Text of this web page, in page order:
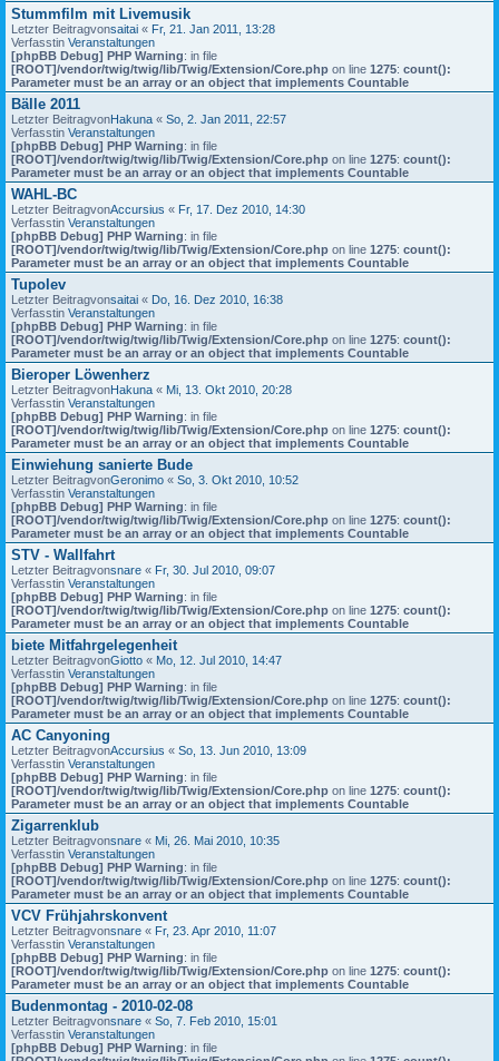
Stummfilm mit Livemusik
Letzter Beitragvonsaitai « Fr, 21. Jan 2011, 13:28
Verfasstin Veranstaltungen
[phpBB Debug] PHP Warning: in file
[ROOT]/vendor/twig/twig/lib/Twig/Extension/Core.php on line 1275: count():
Parameter must be an array or an object that implements Countable
Bälle 2011
Letzter BeitragvonHakuna « So, 2. Jan 2011, 22:57
Verfasstin Veranstaltungen
[phpBB Debug] PHP Warning: in file
[ROOT]/vendor/twig/twig/lib/Twig/Extension/Core.php on line 1275: count():
Parameter must be an array or an object that implements Countable
WAHL-BC
Letzter BeitragvonAccursius « Fr, 17. Dez 2010, 14:30
Verfasstin Veranstaltungen
[phpBB Debug] PHP Warning: in file
[ROOT]/vendor/twig/twig/lib/Twig/Extension/Core.php on line 1275: count():
Parameter must be an array or an object that implements Countable
Tupolev
Letzter Beitragvonsaitai « Do, 16. Dez 2010, 16:38
Verfasstin Veranstaltungen
[phpBB Debug] PHP Warning: in file
[ROOT]/vendor/twig/twig/lib/Twig/Extension/Core.php on line 1275: count():
Parameter must be an array or an object that implements Countable
Bieroper Löwenherz
Letzter BeitragvonHakuna « Mi, 13. Okt 2010, 20:28
Verfasstin Veranstaltungen
[phpBB Debug] PHP Warning: in file
[ROOT]/vendor/twig/twig/lib/Twig/Extension/Core.php on line 1275: count():
Parameter must be an array or an object that implements Countable
Einwiehung sanierte Bude
Letzter BeitragvonGeronimo « So, 3. Okt 2010, 10:52
Verfasstin Veranstaltungen
[phpBB Debug] PHP Warning: in file
[ROOT]/vendor/twig/twig/lib/Twig/Extension/Core.php on line 1275: count():
Parameter must be an array or an object that implements Countable
STV - Wallfahrt
Letzter Beitragvonsnare « Fr, 30. Jul 2010, 09:07
Verfasstin Veranstaltungen
[phpBB Debug] PHP Warning: in file
[ROOT]/vendor/twig/twig/lib/Twig/Extension/Core.php on line 1275: count():
Parameter must be an array or an object that implements Countable
biete Mitfahrgelegenheit
Letzter BeitragvonGiotto « Mo, 12. Jul 2010, 14:47
Verfasstin Veranstaltungen
[phpBB Debug] PHP Warning: in file
[ROOT]/vendor/twig/twig/lib/Twig/Extension/Core.php on line 1275: count():
Parameter must be an array or an object that implements Countable
AC Canyoning
Letzter BeitragvonAccursius « So, 13. Jun 2010, 13:09
Verfasstin Veranstaltungen
[phpBB Debug] PHP Warning: in file
[ROOT]/vendor/twig/twig/lib/Twig/Extension/Core.php on line 1275: count():
Parameter must be an array or an object that implements Countable
Zigarrenklub
Letzter Beitragvonsnare « Mi, 26. Mai 2010, 10:35
Verfasstin Veranstaltungen
[phpBB Debug] PHP Warning: in file
[ROOT]/vendor/twig/twig/lib/Twig/Extension/Core.php on line 1275: count():
Parameter must be an array or an object that implements Countable
VCV Frühjahrskonvent
Letzter Beitragvonsnare « Fr, 23. Apr 2010, 11:07
Verfasstin Veranstaltungen
[phpBB Debug] PHP Warning: in file
[ROOT]/vendor/twig/twig/lib/Twig/Extension/Core.php on line 1275: count():
Parameter must be an array or an object that implements Countable
Budenmontag - 2010-02-08
Letzter Beitragvonsnare « So, 7. Feb 2010, 15:01
Verfasstin Veranstaltungen
[phpBB Debug] PHP Warning: in file